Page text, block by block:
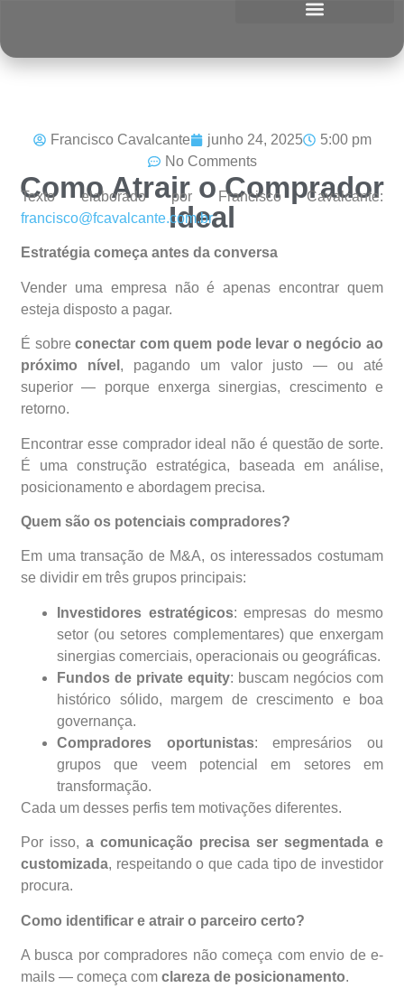
Francisco Cavalcante junho 24, 2025
5:00 pm
No Comments
Como Atrair o Comprador
Ideal
Texto elaborado por Francisco Cavalcante:
francisco@fcavalcante.com.br
Estratégia começa antes da conversa
Vender uma empresa não é apenas encontrar quem
esteja disposto a pagar.
É sobreconectar com quem pode levar o negócio ao
próximo nível , pagando um valor justo — ou até
superior — porque enxerga sinergias, crescimento e
retorno.
Encontrar esse comprador ideal não é questão de sorte.
É uma construção estratégica, baseada em análise,
posicionamento e abordagem precisa.
Quem são os potenciais compradores?
Em uma transação de M&A, os interessados costumam
se dividir em três grupos principais:
Investidores estratégicos: empresas do mesmo
setor (ou setores complementares) que enxergam
sinergias comerciais, operacionais ou geográficas.
Fundos de private equity: buscam negócios com
histórico sólido, margem de crescimento e boa
governança.
Compradores oportunistas: empresários ou
grupos que veem potencial em setores em
transformação.
Cada um desses perfis tem motivações diferentes.
Por isso, a comunicação precisa ser segmentada e
customizada, respeitando o que cada tipo de investidor
procura.
Como identificar e atrair o parceiro certo?
A busca por compradores não começa com envio de e-
mails — começa com clareza de posicionamento.